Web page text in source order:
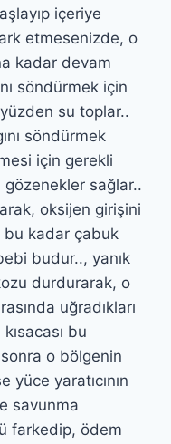
içeriye
etmesenizde, o
kadar devam
söndürmek için
su toplar..
söndürmek
için gerekli
sağlar..
oksijen girişini
bu kadar çabuk
budur.., yanık
durdurarak, o
uğradıkları
bu
o bölgenin
yüce yaratıcının
savunma
farkedip, ödem